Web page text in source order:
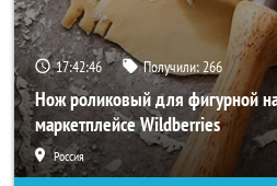
17:42:44 Получили:266
Нож роликовый для фигурной
маркетплейсе Wildberries
Россия